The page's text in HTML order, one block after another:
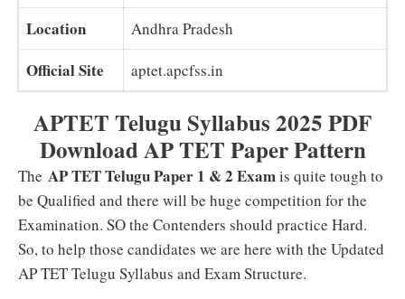
Location Andhra Pradesh
Official Site aptet.apcfss.in
APTET Telugu Syllabus 2025 PDF
Download AP TET Paper Pattern
The AP TET Telugu Paper 1 & 2 Examis quite tough to
be Qualified and there will be huge competition for the
Examination. SO the Contenders should practice Hard.
So, to help those candidates we are here with the Updated
AP TET Telugu Syllabus and Exam Structure.